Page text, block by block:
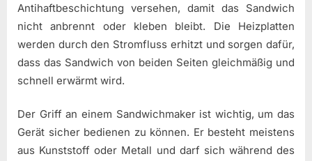
Antihaftbeschichtung versehen, damit das Sandwich
nicht anbrennt oder kleben bleibt. Die Heizplatten
werden durch den Stromfluss erhitzt und sorgen dafür,
dass das Sandwich von beiden Seiten gleichmäßig und
schnell erwärmt wird.
Der Griff an einem Sandwichmaker ist wichtig, um das
Gerät sicher bedienen zu können. Er besteht meistens
aus Kunststoff oder Metall und darf sich während des